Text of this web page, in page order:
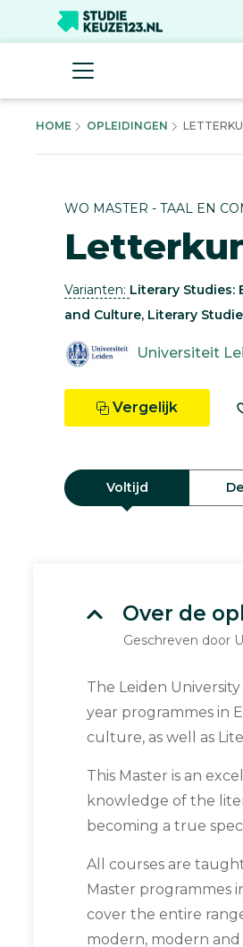
HOME OPLEIDINGEN
WO MASTER - TAAL EN
Varianten: Literary Studies:
and Culture, Literary
Universiteit
Vergelijk
Voltijd
Over de
Geschreven door
The Leiden
year programmes in
culture, as well as
This Master is an
knowledge of the
becoming a true
All courses are
Master programmes
cover the entire
modern, modern